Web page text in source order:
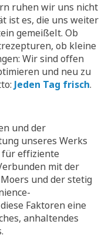
ruhen wir uns nicht
ist es, die uns weiter
gemeißelt. Ob
ob kleine
Wir sind offen
und neu zu
Jeden Tag frisch.
und der
unseres Werks
für effiziente
mit der
und der stetig
Faktoren eine
anhaltendes